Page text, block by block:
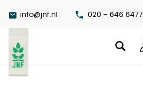
naar
de
inhoud
info@jnf.nl 020 – 646 6477
JNF